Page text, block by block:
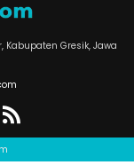
Kabupaten Gresik, Jawa